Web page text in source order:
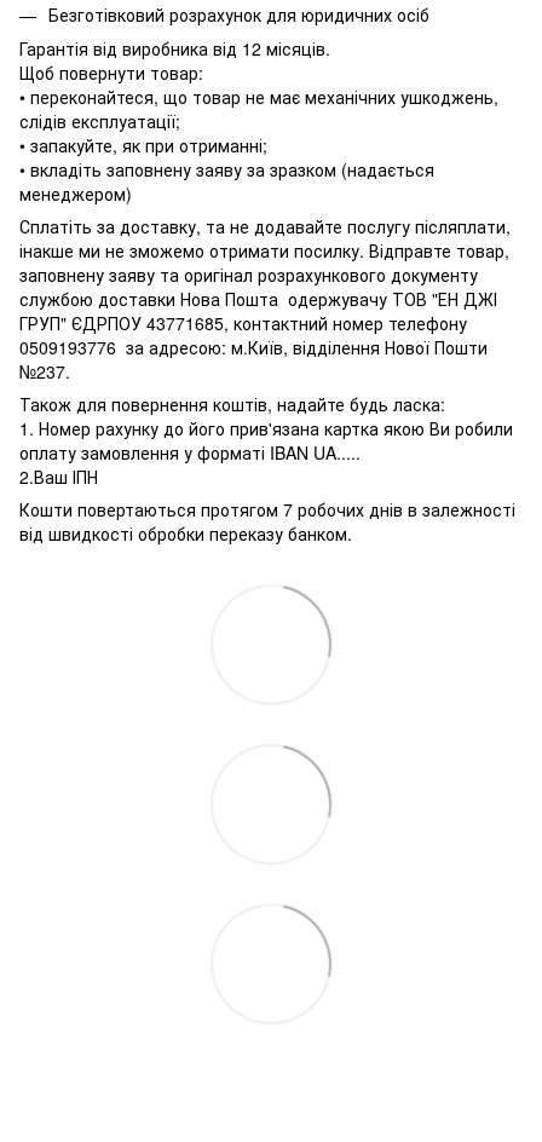
Безготівковий розрахунок для юридичних осіб
Гарантія від виробника від 12 місяців.
Щоб повернути товар:
• переконайтеся, що товар не має механічних ушкоджень,
слідів експлуатації;
• запакуйте, як при отриманні;
• вкладіть заповнену заяву за зразком (надається
менеджером)
Сплатіть за доставку, та не додавайте послугу післяплати,
інакше ми не зможемо отримати посилку. Відправте товар,
заповнену заяву та оригінал розрахункового документу
службою доставки Нова Пошта одержувачу ТОВ "ЕН ДЖІ
ГРУП" ЄДРПОУ 43771685, контактний номер телефону
0509193776 за адресою: м.Київ, відділення Нової Пошти
№237.
Також для повернення коштів, надайте будь ласка:
1. Номер рахунку до його прив'язана картка якою Ви робили
оплату замовлення у форматі IBAN UA.....
2.Ваш ІПН
Кошти повертаються протягом 7 робочих днів в залежності
від швидкості обробки переказу банком.